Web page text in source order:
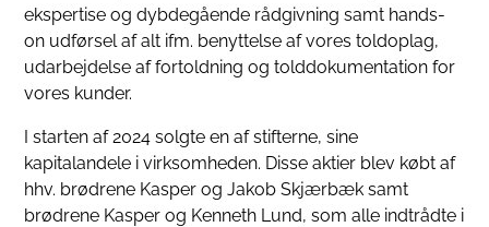
ekspertise og dybdegående rådgivning samt hands-
on udførsel af alt ifm. benyttelse af vores toldoplag,
udarbejdelse af fortoldning og tolddokumentation for
vores kunder.
I starten af 2024 solgte en af stifterne, sine
kapitalandele i virksomheden. Disse aktier blev købt af
hhv. brødrene Kasper og Jakob Skjærbæk samt
brødrene Kasper og Kenneth Lund, som alle indtrådte i